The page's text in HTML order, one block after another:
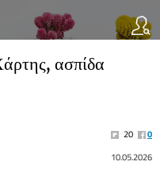
ασπίδα
20
0
10.05.2026